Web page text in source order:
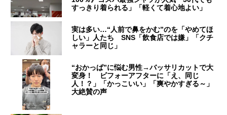
すっきり着られる」「軽くて着心地よい」
実は多い…“人前で鼻をかむ”のを「やめてほ
しい」人たち SNS「飲食店では嫌」「クチ
ャラーと同じ」
“おかっぱ”に悩む男性→バッサリカットで大
変身！ ビフォーアフターに「え、同じ
人！？」「かっこいい」「爽やかすぎる～」
大絶賛の声